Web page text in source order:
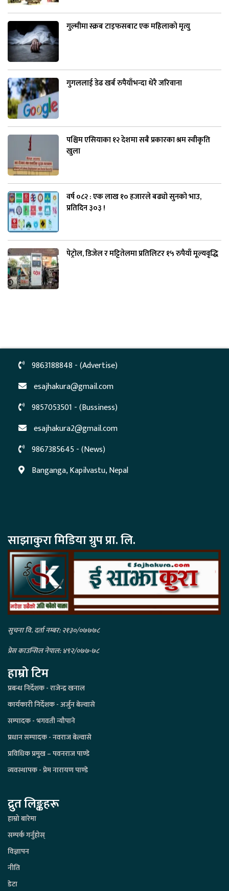
गुल्मीमा स्क्रब टाइफसबाट एक महिलाको मृत्यु
गुगललाई डेढ खर्ब रुपैयाँभन्दा धेरै जरिवाना
पश्चिम एसियाका १२ देशमा सबै प्रकारका श्रम स्वीकृति
खुला
वर्ष ०८२ : एक लाख १० हजारले बढ्यो सुनको भाउ,
प्रतिदिन ३०३ !
पेट्रोल, डिजेल र मट्टितेलमा प्रतिलिटर १५ रुपैयाँ मूल्यवृद्धि
9863188848 - (Advertise)
esajhakura@gmail.com
9857053501 - (Bussiness)
esajhakura2@gmail.com
9867385645 - (News)
Banganga, Kapilvastu, Nepal
साझाकुरा मिडिया ग्रुप प्रा. लि.
सुचना वि. दर्ता नम्बर: २१३०/०७७७८
प्रेस काउन्सिल नेपाल: ४९२/०७७-७८
हाम्रो टिम
प्रबन्ध निर्देशक - राजेन्द्र खनाल
कार्यकारी निर्देशक - अर्जुन बेल्वासे
सम्पादक - भगवती न्यौपाने
प्रधान सम्पादक - नवराज बेल्वासे
प्रविधिक प्रमुख – पवनराज पाण्डे
व्यवस्थापक - प्रेम नारायण पाण्डे
द्रुत लिङ्कहरू
हाम्रो बारेमा
सम्पर्क गर्नुहोस्
विज्ञापन
नीति
डेटा